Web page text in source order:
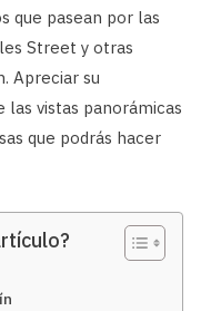
que pasean por las
Street y otras
Apreciar su
vistas panorámicas
que podrás hacer